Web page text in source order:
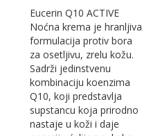
Eucerin Q10 ACTIVE
Noćna krema je hranljiva
formulacija protiv bora
za osetljivu, zrelu kožu.
Sadrži jedinstvenu
kombinaciju koenzima
Q10, koji predstavlja
supstancu koja prirodno
nastaje u koži i daje